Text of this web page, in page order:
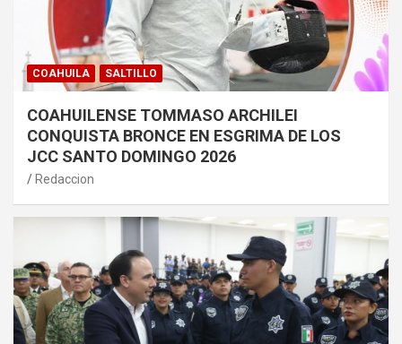
COAHUILA SALTILLO
COAHUILENSE TOMMASO ARCHILEI
CONQUISTA BRONCE EN ESGRIMA DE LOS
JCC SANTO DOMINGO 2026
Redaccion